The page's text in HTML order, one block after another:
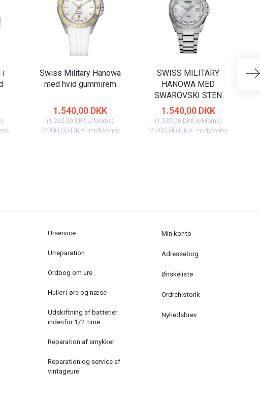
i
)
Swiss Military Hanowa
med hvid gummirem
1.540,00 DKK
(1.232,00 DKK u/Moms)
2.200,00 DKKm/Moms
SWISS MILITARY
HANOWA MED
SWAROVSKI STEN
1.540,00 DKK
(1.232,00 DKKu/Moms)
2.200,00 DKKm/Moms
Urservice
Urreparation
Ordbog om ure
Huller i øre og næse
Udskiftning af batterier
indenfor 1/2 time
Reparation af smykker
Reparation og service af
vintageure
Min konto
Adressebog
Ønskeliste
Ordrehistorik
Nyhedsbrev